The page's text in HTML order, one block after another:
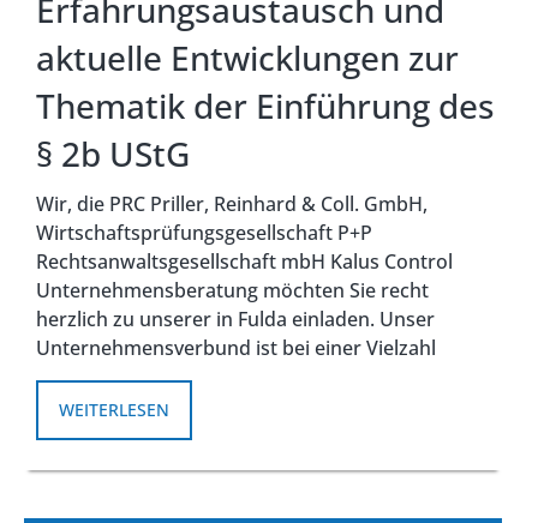
Erfahrungsaustausch und
aktuelle Entwicklungen zur
Thematik der Einführung des
§ 2b UStG
Wir, die PRC Priller, Reinhard & Coll. GmbH,
Wirtschaftsprüfungsgesellschaft P+P
Rechtsanwaltsgesellschaft mbH Kalus Control
Unternehmensberatung möchten Sie recht
herzlich zu unserer in Fulda einladen. Unser
Unternehmensverbund ist bei einer Vielzahl
WEITERLESEN